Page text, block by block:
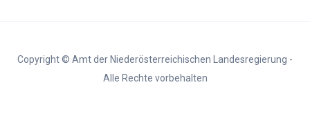
Copyright © Amt der Niederösterreichischen Landesregierung -
Alle Rechte vorbehalten